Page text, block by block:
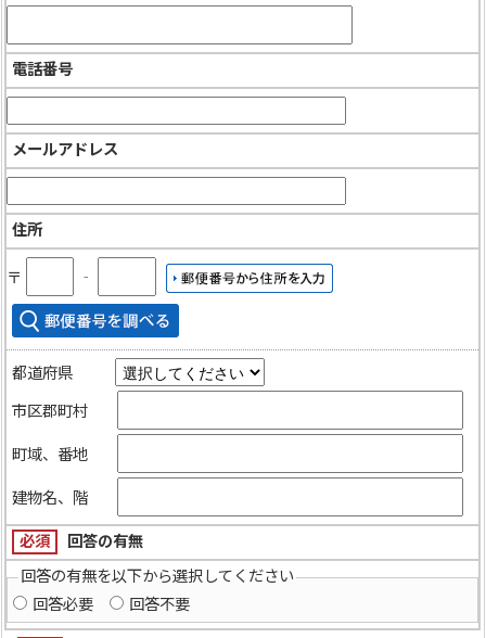
電話番号
メールアドレス
住所
〒 ‐
都道府県
市区郡町村
町域、番地
建物名、階
必須
回答の有無
回答の有無を以下から選択してください
回答必要
回答不要